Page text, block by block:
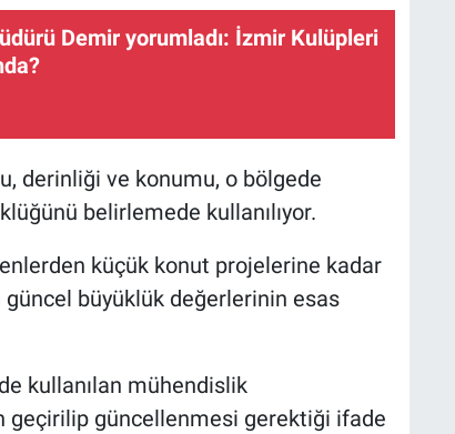
Demir yorumladı: İzmir Kulüpleri
derinliği ve konumu, o bölgede
belirlemede kullanılıyor.
küçük konut projelerine kadar
büyüklük değerlerinin esas
kullanılan mühendislik
geçirilip güncellenmesi gerektiği ifade